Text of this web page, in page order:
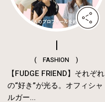
( FASHION )
【FUDGE FRIEND】それぞれ
の“好き”が光る。オフィシャ
ルガー...